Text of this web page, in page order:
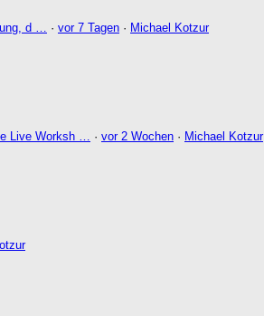
d … · vor 7 Tagen · Michael Kotzur
Live Worksh … · vor 2 Wochen · Michael Kotzur